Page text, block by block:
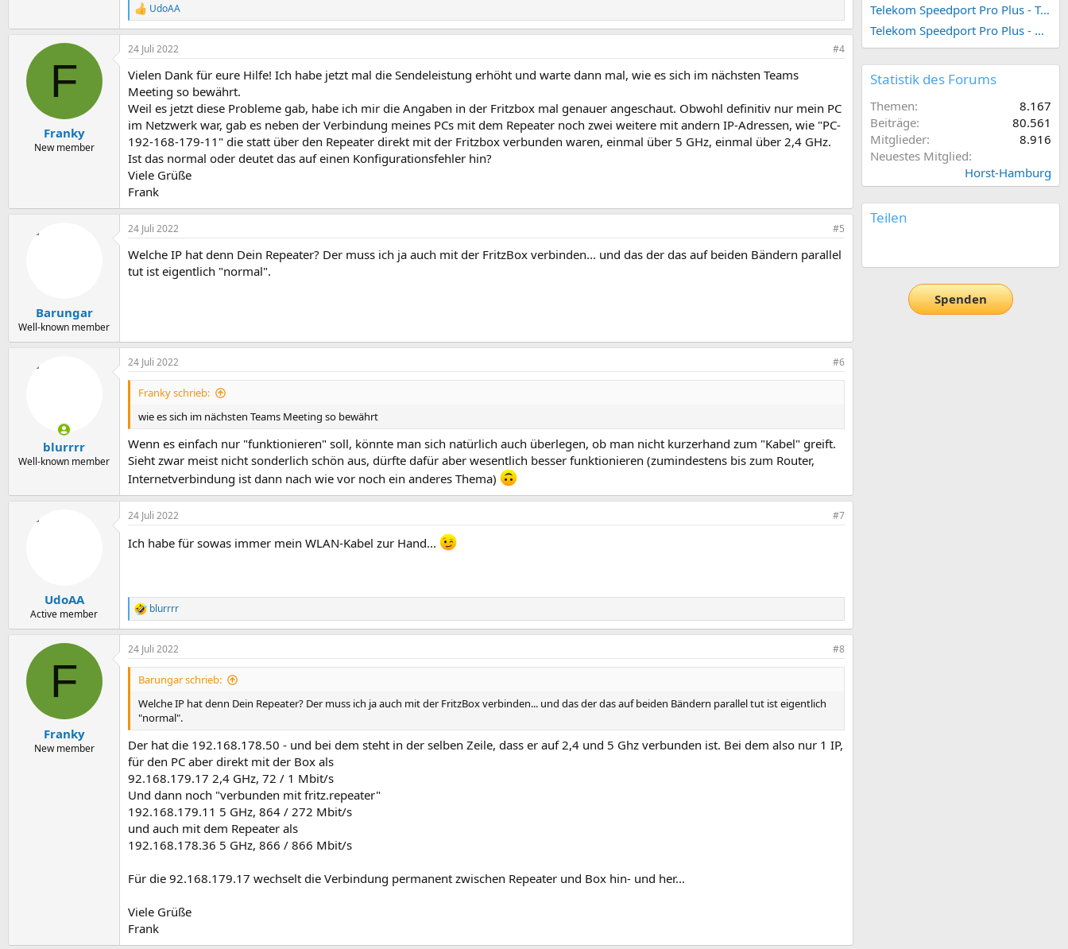
R
e
a
k
i
o
n
e
n
:
UdoAA
F
Franky
New member
24 Juli 2022 #4
Vielen Dank für eure Hilfe! Ich habe jetzt mal die Sendeleistung erhöht und warte dann mal, wie es sich im nächsten Teams
Meeting so bewährt.
Weil es jetzt diese Probleme gab, habe ich mir die Angaben in der Fritzbox mal genauer angeschaut. Obwohl definitiv nur mein PC
im Netzwerk war, gab es neben der Verbindung meines PCs mit dem Repeater noch zwei weitere mit andern IP-Adressen, wie "PC-
192-168-179-11" die statt über den Repeater direkt mit der Fritzbox verbunden waren, einmal über 5 GHz, einmal über 2,4 GHz.
Ist das normal oder deutet das auf einen Konfigurationsfehler hin?
Viele Grüße
Frank
Barungar
Well-known member
24 Juli 2022 #5
Welche IP hat denn Dein Repeater? Der muss ich ja auch mit der FritzBox verbinden... und das der das auf beiden Bändern parallel
tut ist eigentlich "normal".
blurrrr
Well-known member
24 Juli 2022 #6
Franky schrieb:
wie es sich im nächsten Teams Meeting so bewährt
Wenn es einfach nur "funktionieren" soll, könnte man sich natürlich auch überlegen, ob man nicht kurzerhand zum "Kabel" greift.
Sieht zwar meist nicht sonderlich schön aus, dürfte dafür aber wesentlich besser funktionieren (zumindestens bis zum Router,
Internetverbindung ist dann nach wie vor noch ein anderes Thema)
UdoAA
Active member
24 Juli 2022 #7
Ich habe für sowas immer mein WLAN-Kabel zur Hand...
R
e
a
k
t
n
e
n
:
blurrrr
F
Franky
New member
24 Juli 2022 #8
Barungar schrieb:
Welche IP hat denn Dein Repeater? Der muss ich ja auch mit der FritzBox verbinden... und das der das auf beiden Bändern parallel tut ist eigentlich
"normal".
Der hat die 192.168.178.50 - und bei dem steht in der selben Zeile, dass er auf 2,4 und 5 Ghz verbunden ist. Bei dem also nur 1 IP,
für den PC aber direkt mit der Box als
92.168.179.17 2,4 GHz, 72 / 1 Mbit/s
Und dann noch "verbunden mit fritz.repeater"
192.168.179.11 5 GHz, 864 / 272 Mbit/s
und auch mit dem Repeater als
192.168.178.36 5 GHz, 866 / 866 Mbit/s
Für die 92.168.179.17 wechselt die Verbindung permanent zwischen Repeater und Box hin- und her...
Viele Grüße
Frank
Telekom Speedport Pro Plus - Telefonie einrichten
Telekom Speedport Pro Plus - Netzwerk einrichten
Statistik des Forums
Themen
8.167
Beiträge
80.561
Mitglieder
8.916
Neuestes Mitglied
Horst-Hamburg
Teilen
Spenden